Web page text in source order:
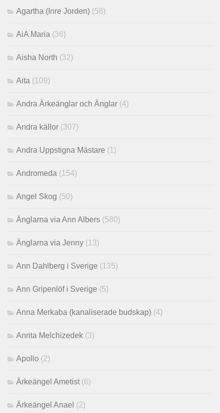
Agartha (Inre Jorden) (58)
AiA Maria (36)
Aisha North (32)
Aita (109)
Andra Ärkeänglar och Änglar (4)
Andra källor (307)
Andra Uppstigna Mästare (1)
Andromeda (154)
Angel Skog (50)
Änglarna via Ann Albers (580)
Änglarna via Jenny (13)
Ann Dahlberg i Sverige (135)
Ann Gripenlöf i Sverige (5)
Anna Merkaba (kanaliserade budskap) (4)
Anrita Melchizedek (3)
Apollo (2)
Ärkeängel Ametist (6)
Ärkeängel Anael (2)